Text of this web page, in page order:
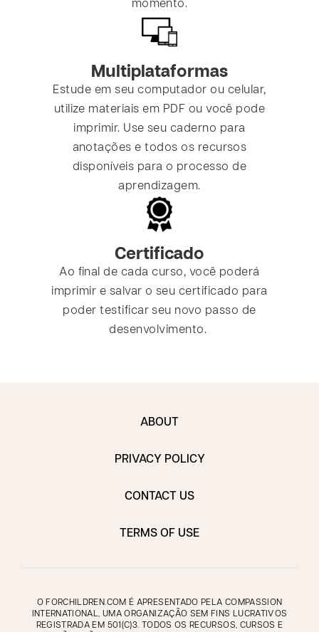
momento.
Multiplataformas
Estude em seu computador ou celular,
utilize materiais em PDF ou você pode
imprimir. Use seu caderno para
anotações e todos os recursos
disponíveis para o processo de
aprendizagem.
Certificado
Ao final de cada curso, você poderá
imprimir e salvar o seu certificado para
poder testificar seu novo passo de
desenvolvimento.
ABOUT
PRIVACY POLICY
CONTACT US
TERMS OF USE
O FORCHILDREN.COM É APRESENTADO PELA COMPASSION
INTERNATIONAL, UMA ORGANIZAÇÃO SEM FINS LUCRATIVOS
REGISTRADA EM 501(C)3. TODOS OS RECURSOS, CURSOS E